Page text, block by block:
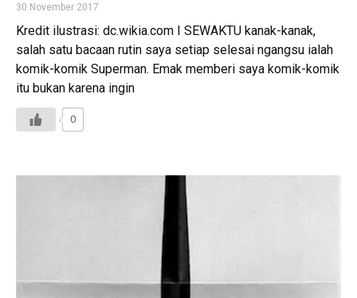
30 November 2017
Kredit ilustrasi: dc.wikia.com I SEWAKTU kanak-kanak,
salah satu bacaan rutin saya setiap selesai ngangsu ialah
komik-komik Superman. Emak memberi saya komik-komik
itu bukan karena ingin
0